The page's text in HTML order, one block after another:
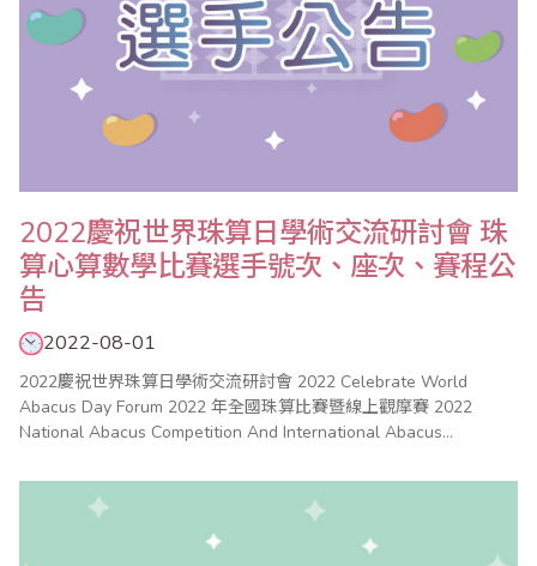
2022慶祝世界珠算日學術交流研討會 珠
算心算數學比賽選手號次、座次、賽程公
告
2022-08-01
2022慶祝世界珠算日學術交流研討會 2022 Celebrate World
Abacus Day Forum 2022 年全國珠算比賽暨線上觀摩賽 2022
National Abacus Competition And International Abacus
Arithmetic Compe..